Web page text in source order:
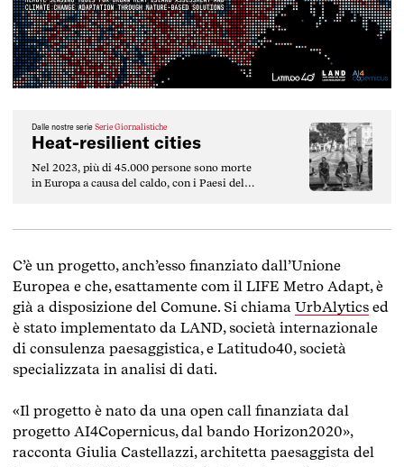
Dalle nostre serie Serie Giornalistiche
Heat-resilient cities
Nel 2023, più di 45.000 persone sono morte
in Europa a causa del caldo, con i Paesi del
C’è un progetto, anch’esso finanziato dall’Unione
Europea e che, esattamente com il LIFE Metro Adapt, è
già a disposizione del Comune. Si chiama UrbAlytics ed
è stato implementato da LAND, società internazionale
di consulenza paesaggistica, e Latitudo40, società
specializzata in analisi di dati.
«Il progetto è nato da una open call finanziata dal
progetto AI4Copernicus, dal bando Horizon2020»,
racconta Giulia Castellazzi, architetta paesaggista del